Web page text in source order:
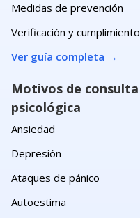
Medidas de prevención
Verificación y cumplimiento
Ver guía completa →
Motivos de consulta
psicológica
Ansiedad
Depresión
Ataques de pánico
Autoestima